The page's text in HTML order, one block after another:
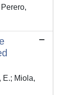
E.; Miola,